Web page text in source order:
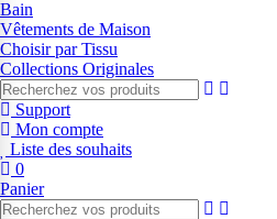
Bain
Vêtements de Maison
Choisir par Tissu
Collections Originales
Support
Mon compte
Liste des souhaits
0
Panier